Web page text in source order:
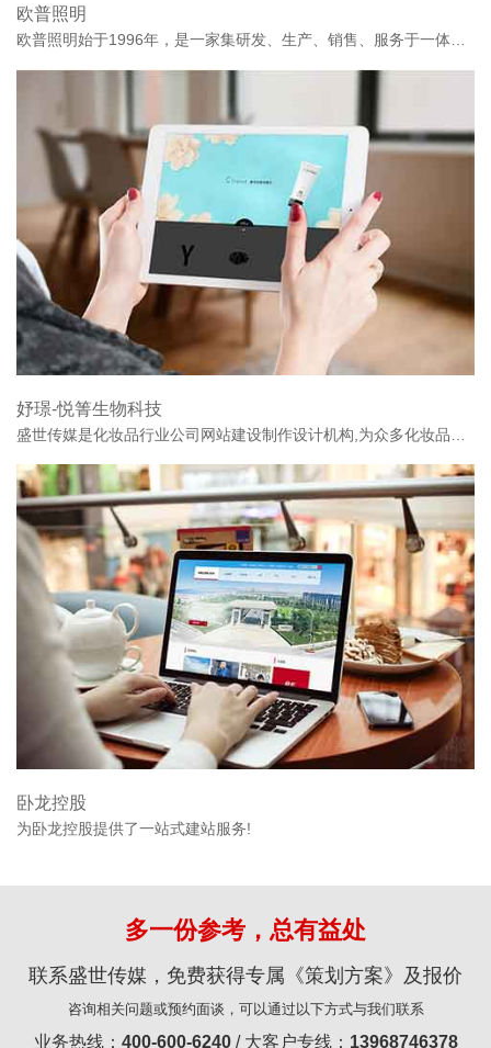
欧普照明
妤璟-悦箐生物科技
卧龙控股
为卧龙控股提供了一站式建站服务!
多一份参考，总有益处
联系盛世传媒，免费获得专属《策划方案》及报价
咨询相关问题或预约面谈，可以通过以下方式与我们联系
业务热线： 400-600-6240/ 大客户专线： 13968746378